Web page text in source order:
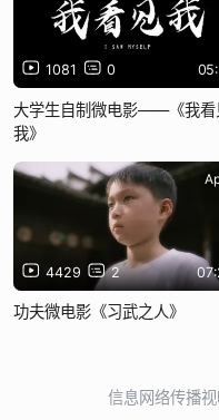
1081 0
大学生自制微电影——《我看
我》
4429 2
功夫微电影《习武之人》
信息网络传播